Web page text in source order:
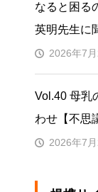
なると困る
英明先生に
2026年7
Vol.40 母乳
わせ【不思
2026年7